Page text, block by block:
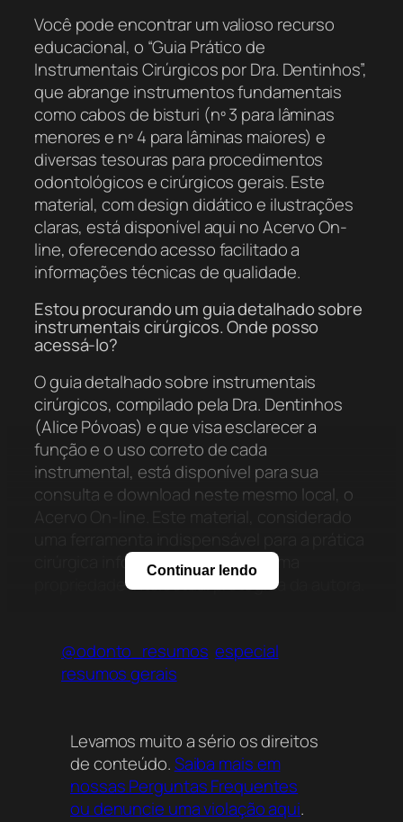
Você pode encontrar um valioso recurso
educacional, o “Guia Prático de
Instrumentais Cirúrgicos por Dra. Dentinhos”,
que abrange instrumentos fundamentais
como cabos de bisturi (nº 3 para lâminas
menores e nº 4 para lâminas maiores) e
diversas tesouras para procedimentos
odontológicos e cirúrgicos gerais. Este
material, com design didático e ilustrações
claras, está disponível aqui no Acervo On-
line, oferecendo acesso facilitado a
informações técnicas de qualidade.
Estou procurando um guia detalhado sobre
instrumentais cirúrgicos. Onde posso
acessá-lo?
O guia detalhado sobre instrumentais
cirúrgicos, compilado pela Dra. Dentinhos
(Alice Póvoas) e que visa esclarecer a
função e o uso correto de cada
instrumental, está disponível para sua
consulta e download neste mesmo local, o
Acervo On-line. Este material, considerado
cirúrgica informada e segura, é uma
propriedade intelectual protegida da autora.
Continuar lendo
@odonto_resumos especial
resumos gerais
Levamos muito a sério os direitos
de conteúdo.Saiba mais em
nossas Perguntas Frequentes
ou denuncie uma violação aqui.